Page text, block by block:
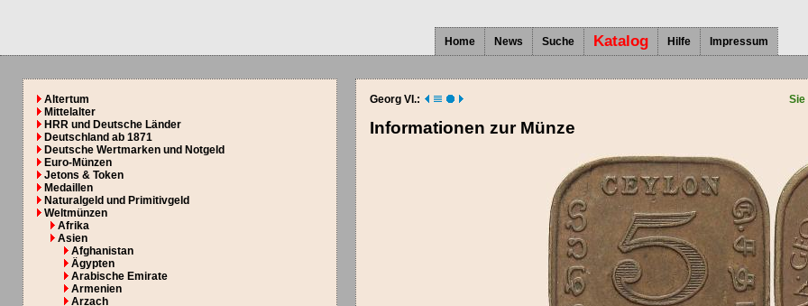
Home News Suche Katalog Hilfe Impressum
Altertum
Mittelalter
HRR und Deutsche Länder
Deutschland ab 1871
Deutsche Wertmarken und Notgeld
Euro-Münzen
Jetons & Token
Medaillen
Naturalgeld und Primitivgeld
Weltmünzen
Afrika
Asien
Afghanistan
Ägypten
Arabische Emirate
Armenien
Arzach
Georg VI.:
Informationen zur Münze